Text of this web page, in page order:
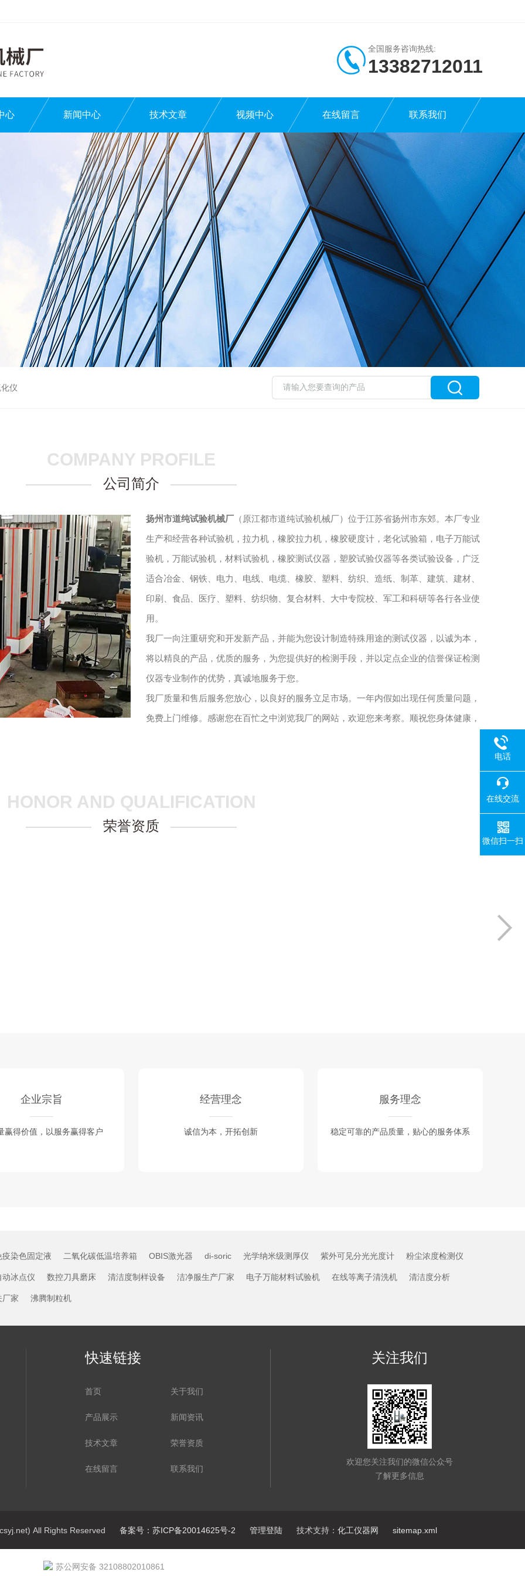
全国服务咨询热线:
13382712011
心 新闻中心 技术文章 视频中心 在线留言 联系我们
仪
COMPANY PROFILE
公司简介
扬州市道纯试验机械厂 （原江都市道纯试验机械厂）位于江苏省扬州市东郊。本厂专业
生产和经营各种试验机，拉力机，橡胶拉力机，橡胶硬度计，老化试验箱，电子万能试
验机，万能试验机，材料试验机，橡胶测试仪器，塑胶试验仪器等各类试验设备，广泛
适合冶金、钢铁、电力、电线、电缆、橡胶、塑料、纺织、造纸、制革、建筑、建材、
印刷、食品、医疗、塑料、纺织物、复合材料、大中专院校、军工和科研等各行各业使
用。
我厂一向注重研究和开发新产品，并能为您设计制造特殊用途的测试仪器，以诚为本，
将以精良的产品，优质的服务，为您提供好的检测手段，并以定点企业的信誉保证检测
仪器专业制作的优势，真诚地服务于您。
我厂质量和售后服务您放心，以良好的服务立足市场。一年内假如出现任何质量问题，
免费上门维修。感谢您在百忙之中浏览我厂的网站，欢迎您来考察。顺祝您身体健康，
HONOR AND QUALIFICATION
荣誉资质
企业宗旨
赢得价值，以服务赢得客户
经营理念
诚信为本，开拓创新
服务理念
稳定可靠的产品质量，贴心的服务体系
疫染色固定液 二氧化碳低温培养箱 OBIS激光器 di-soric 光学纳米级测厚仪 紫外可见分光光度计 粉尘浓度检测仪
动冰点仪 数控刀具磨床 清洁度制样设备 洁净服生产厂家 电子万能材料试验机 在线等离子清洗机 清洁度分析
厂家 沸腾制粒机
快速链接
首页 关于我们
产品展示 新闻资讯
技术文章 荣誉资质
在线留言 联系我们
关注我们
欢迎您关注我们的微信公众号
了解更多信息
All Rights Reserved 备案号：苏ICP备20014625号-2 管理登陆技术支持： 化工仪器网 sitemap.xml
电话
在线交流
微信扫一扫
苏公网安备 32108802010861